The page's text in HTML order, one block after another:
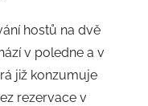
hostů na dvě
v poledne a v
již konzumuje
rezervace v